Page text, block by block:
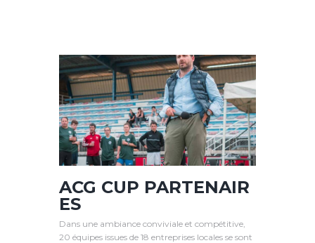
ACG CUP PARTENAIR
ES
Dans une ambiance conviviale et compétitive,
20 équipes issues de 18 entreprises locales se sont